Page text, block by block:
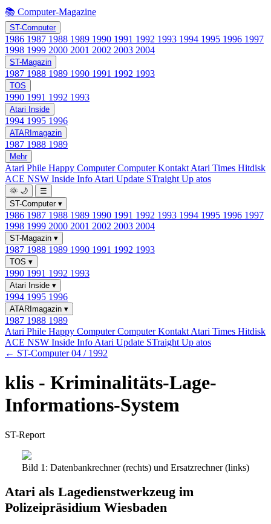
📚 Computer-Magazine
ST-Computer
1986 1987 1988 1989 1990 1991 1992 1993 1994 1995 1996 1997
1998 1999 2000 2001 2002 2003 2004
ST-Magazin
1987 1988 1989 1990 1991 1992 1993
TOS
1990 1991 1992 1993
Atari Inside
1994 1995 1996
ATARImagazin
1987 1988 1989
Mehr
Atari Phile Happy ComputerComputer Kontakt Atari Times Hitdisk
ACE NSW Inside Info Atari Update STraight Up atos
🌞 🌙
☰
ST-Computer ▾
1986 1987 1988 1989 1990 1991 1992 1993 1994 1995 1996 1997
1998 1999 2000 2001 2002 2003 2004
ST-Magazin ▾
1987 1988 1989 1990 1991 1992 1993
TOS ▾
1990 1991 1992 1993
Atari Inside ▾
1994 1995 1996
ATARImagazin ▾
1987 1988 1989
Atari Phile Happy ComputerComputer Kontakt Atari Times Hitdisk
ACE NSW Inside Info Atari Update STraight Up atos
← ST-Computer 04 / 1992
klis - Kriminalitäts-Lage-
Informations-System
ST-Report
Bild 1: Datenbankrechner (rechts) und Ersatzrechner (links)
Atari als Lagedienstwerkzeug im
Polizeipräsidium Wiesbaden